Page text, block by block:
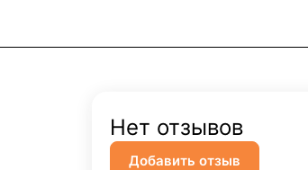
Нет отзывов
Добавить отзыв